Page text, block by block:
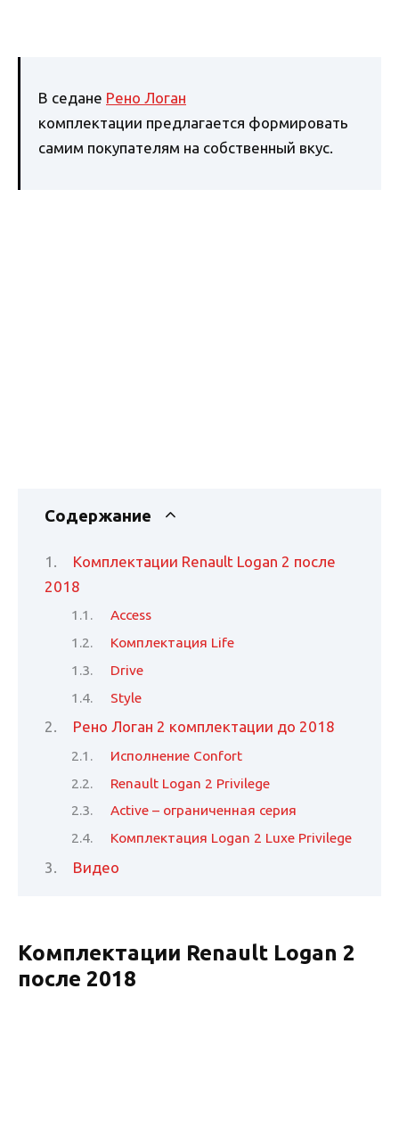
В седане Рено Логан
комплектации предлагается формировать
самим покупателям на собственный вкус.
Содержание
Комплектации Renault Logan 2 после
2018
Access
Комплектация Life
Drive
Style
Рено Логан 2 комплектации до 2018
Исполнение Confort
Renault Logan 2 Privilege
Active – ограниченная серия
Комплектация Logan 2 Luxe Privilege
Видео
Комплектации Renault Logan 2
после 2018